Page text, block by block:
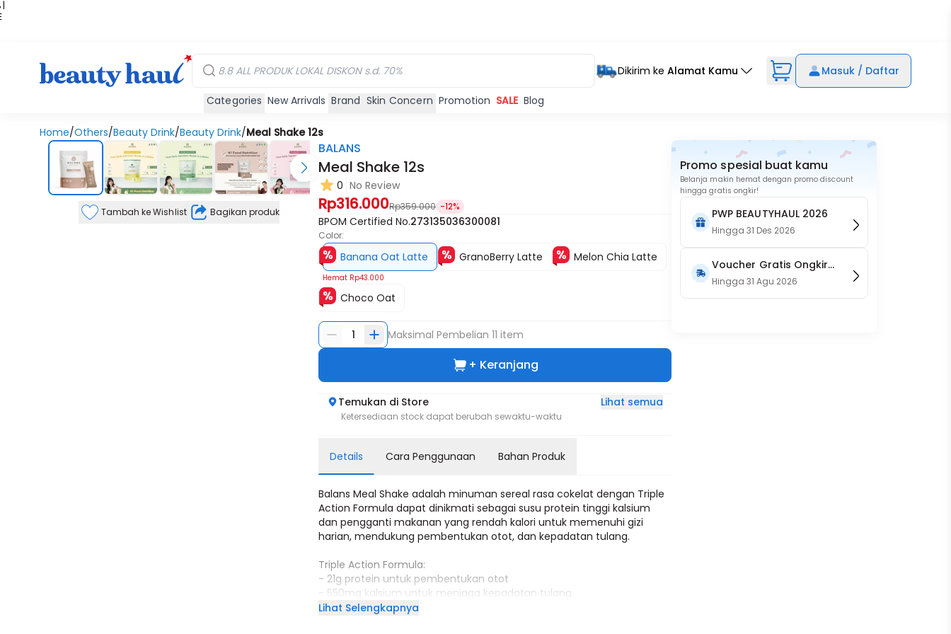
|
Dikirim ke Alamat Kamu Masuk / Daftar
Categories New Arrivals Brand Skin Concern Promotion SALE Blog
Home/Others/Beauty Drink/Beauty Drink/Meal Shake 12s
Tambah ke Wishlist Bagikan produk
BALANS
Meal Shake 12s
0 No Review
Rp316.000Rp359.000 -12%
BPOM Certified No.273135036300081
Color:
Banana Oat Latte
Hemat Rp43.000
GranoBerry Latte Melon Chia Latte
Choco Oat
1 Maksimal Pembelian11 item
+ Keranjang
Temukan di Store Lihat semua
Ketersediaan stock dapat berubah sewaktu-waktu
Details Cara Penggunaan Bahan Produk
Balans Meal Shake adalah minuman sereal rasa cokelat dengan Triple
Action Formula dapat dinikmati sebagai susu protein tinggi kalsium
dan pengganti makanan yang rendah kalori untuk memenuhi gizi
harian, mendukung pembentukan otot, dan kepadatan tulang.
Triple Action Formula:
- 21g protein untuk pembentukan otot
- 550mg kalsium untuk menjaga kepadatan tulang
- Hanya 190kcal, cocok untuk defisit kalori
Lihat Selengkapnya
Promo spesial buat kamu
Belanja makin hemat dengan promo discount
hingga gratis ongkir!
PWP BEAUTYHAUL 2026
Hingga31 Des 2026
Voucher Gratis Ongkir
15RB (Only on Website)
Hingga31 Agu 2026